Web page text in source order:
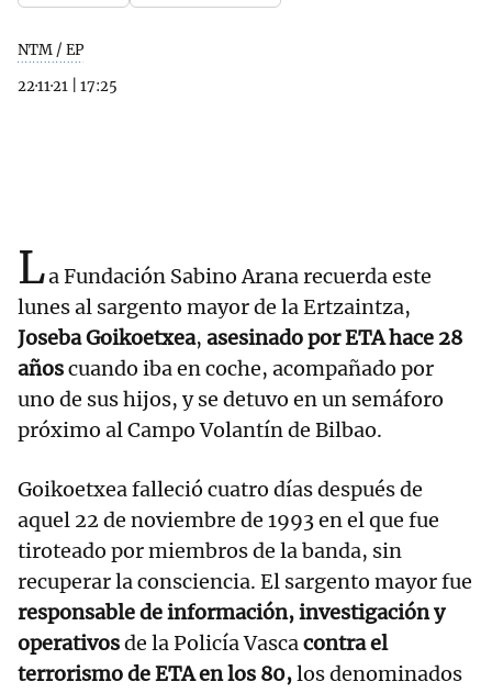
NTM / EP
22·11·21
17:25
La Fundación Sabino Arana recuerda este
lunes al sargento mayor de la Ertzaintza,
Joseba Goikoetxea, asesinado por ETA hace 28
añoscuando iba en coche, acompañado por
uno de sus hijos, y se detuvo en un semáforo
próximo al Campo Volantín de Bilbao.
Goikoetxea falleció cuatro días después de
aquel 22 de noviembre de 1993 en el que fue
tiroteado por miembros de la banda, sin
recuperar la consciencia. El sargento mayor fue
responsable de información, investigación y
operativosde la Policía Vascacontra el
terrorismo de ETA en los 80,los denominados